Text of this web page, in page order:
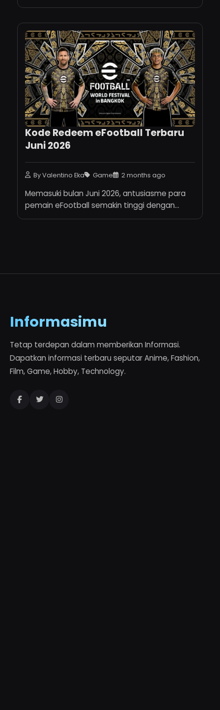
Kode Redeem eFootball Terbaru
Juni 2026
By Valentino Eka Game 2 months ago
Memasuki bulan Juni 2026, antusiasme para
pemain eFootball semakin tinggi dengan...
Informasimu
Tetap terdepan dalam memberikan Informasi.
Dapatkan informasi terbaru seputar Anime, Fashion,
Film, Game, Hobby, Technology.